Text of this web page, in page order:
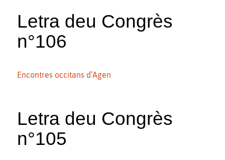
Letra deu Congrès
n°106
Encontres occitans d’Agen
Letra deu Congrès
n°105